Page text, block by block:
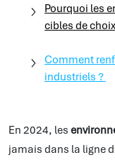
Pourquoi les
cibles de
Comment
industriels ?
En 2024, les
jamais dans la ligne